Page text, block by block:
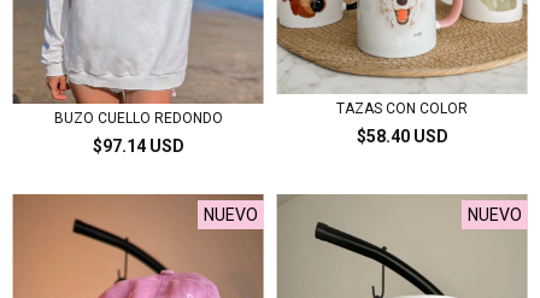
BUZO CUELLO REDONDO
$97.14 USD
TAZAS CON COLOR
$58.40 USD
NUEVO NUEVO